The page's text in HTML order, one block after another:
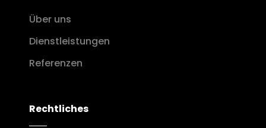
Über uns
Dienstleistungen
Referenzen
Rechtliches